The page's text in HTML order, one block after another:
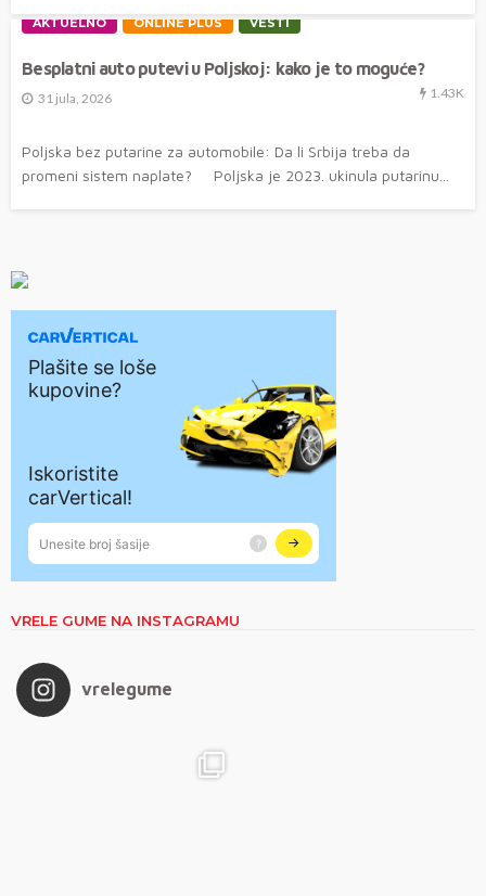
AKTUELNO ONLINE PLUS VESTI
Besplatni auto putevi u Poljskoj: kako je to moguće?
31 jula, 2026 1.43K
Poljska bez putarine za automobile: Da li Srbija treba da
promeni sistem naplate? Poljska je 2023. ukinula putarinu...
VRELE GUME NA INSTAGRAMU
vrelegume